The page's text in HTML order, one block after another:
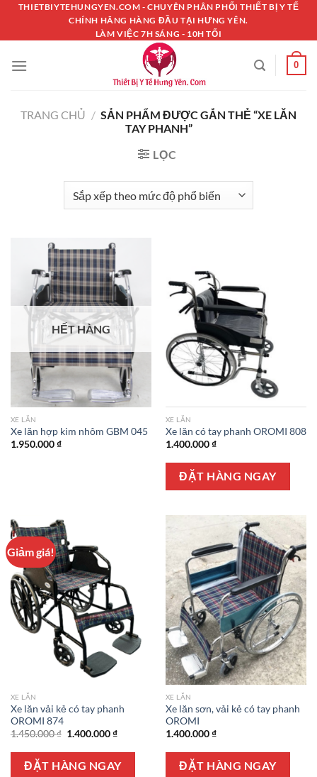
Chuyển
nội
dung
THIETBIYTEHUNGYEN.COM - CHUYÊN PHÂN PHỐI THIẾT BỊ Y TẾ
CHÍNH HÃNG HÀNG ĐẦU TẠI HƯNG YÊN.
LÀM VIỆC 7H SÁNG - 10H TỐI
0
TRANG CHỦ / SẢN PHẨM ĐƯỢC GẮN THẺ “XE LĂN
TAY PHANH”
LỌC
HẾT HÀNG
XE LĂN
Xe lăn hợp kim nhôm GBM 045
1.950.000₫
XE LĂN
Xe lăn có tay phanh OROMI 808
1.400.000₫
ĐẶT HÀNG NGAY
Giảm giá!
XE LĂN
Xe lăn vải kẻ có tay phanh
OROMI 874
1.450.000₫ Giá
là:
1.450.000 ₫.
1.400.000₫Giá
tại
là:
1.400.000 ₫.
ĐẶT HÀNG NGAY
XE LĂN
Xe lăn sơn, vải kẻ có tay phanh
OROMI
1.400.000₫
ĐẶT HÀNG NGAY